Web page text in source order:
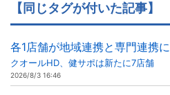
【同じタグが付いた記事】
各1店舗が地域連携と専門連携に
クオールHD、健サポは新たに7店舗
2026/8/3 16:46